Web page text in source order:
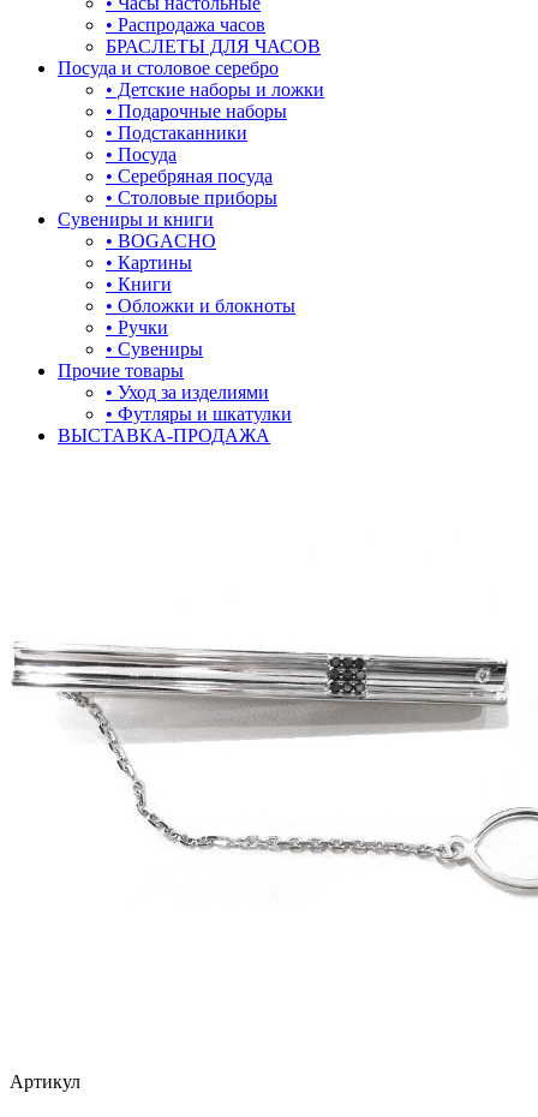
лошадки и единороги
лягушки
медведь
музыка
мышки
обереги
один камень
под гравировку
подкова
ремни
ромб
треугольник
• Распродажа часов
БРАСЛЕТЫ ДЛЯ ЧАСОВ
Посуда и столовое серебро
• Детские наборы и ложки
• Подарочные наборы
• Подстаканники
• Посуда
• Серебряная посуда
• Столовые приборы
Сувениры и книги
• BOGACHO
• Картины
• Книги
• Обложки и блокноты
• Ручки
• Сувениры
Прочие товары
• Уход за изделиями
• Футляры и шкатулки
ВЫСТАВКА-ПРОДАЖА
Артикул